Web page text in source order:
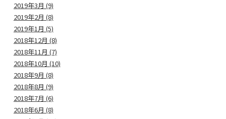
2019年3月 (9)
2019年2月 (8)
2019年1月 (5)
2018年12月 (8)
2018年11月 (7)
2018年10月 (10)
2018年9月 (8)
2018年8月 (9)
2018年7月 (6)
2018年6月 (8)